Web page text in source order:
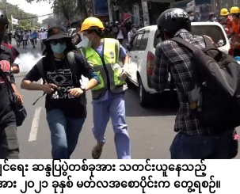
ရေး ဆန္ဒပြပွဲတစ်ခုအား သတင်းယူနေသည့်
း ၂ဝ၂၁ ခုနှစ် မတ်လအစောပိုင်းက တွေ့ရစဉ်။